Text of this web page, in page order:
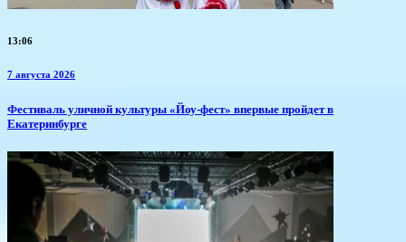
13:06
7 августа 2026
​Фестиваль уличной культуры «Йоу-фест» впервые пройдет в
Екатеринбурге